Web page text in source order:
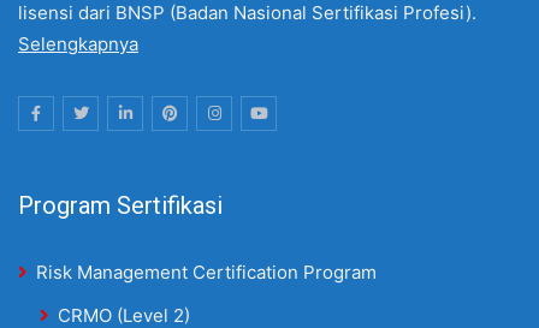
lisensi dari BNSP (Badan Nasional Sertifikasi Profesi).
Selengkapnya
Program Sertifikasi
Risk Management Certification Program
CRMO (Level 2)